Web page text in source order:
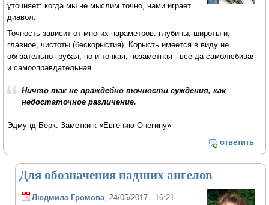
уточняет: когда мы не мыслим точно, нами играет
диавол.
Точность зависит от многих параметров: глубины, широты и,
главное, чистоты (бескорыстия). Корысть имеется в виду не
обязательно грубая, но и тонкая, незаметная - всегда самолюбивая
и самооправдательная.
Ничто так не враждебно точности суждения, как
недостаточное различение.
Эдмунд Бёрк. Заметки к «Евгению Онегину»
ответить
Для обозначения падших ангелов
Людмила Громова , 24/05/2017 - 16:21